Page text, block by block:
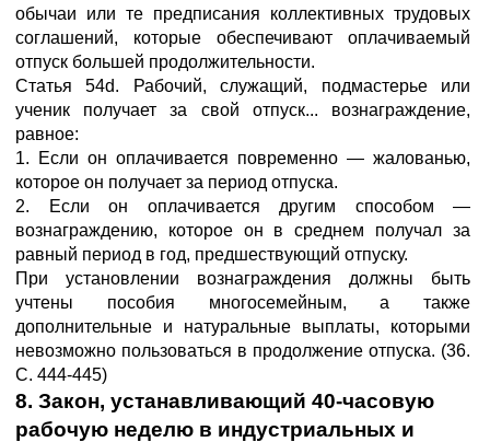
обычаи или те предписания коллективных трудовых
соглашений, которые обеспечивают оплачиваемый
отпуск большей продолжительности.
Статья 54d. Рабочий, служащий, подмастерье или
ученик получает за свой отпуск... вознаграждение,
равное:
1. Если он оплачивается повременно — жалованью,
которое он получает за период отпуска.
2. Если он оплачивается другим способом —
вознаграждению, которое он в среднем получал за
равный период в год, предшествующий отпуску.
При установлении вознаграждения должны быть
учтены пособия многосемейным, а также
дополнительные и натуральные выплаты, которыми
невозможно пользоваться в продолжение отпуска. (36.
С. 444-445)
8. Закон, устанавливающий 40-часовую
рабочую неделю в индустриальных и